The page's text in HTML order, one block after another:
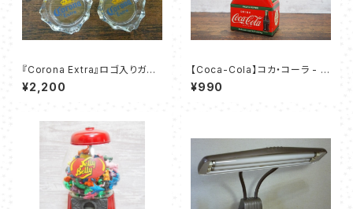
『Corona Extra』ロゴ入りガラ
ス灰皿4個セット
¥2,200
【Coca-Cola】コカ・コーラ - ソ
ルト&ペッパー ボトル[PJD-SP
01]
¥990